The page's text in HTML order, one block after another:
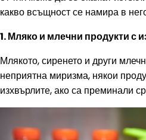
какво всъщност се намира в
1. Мляко и млечни продукти с
Млякото, сиренето и други
неприятна миризма, някои
изхвърлите, ако са преминали